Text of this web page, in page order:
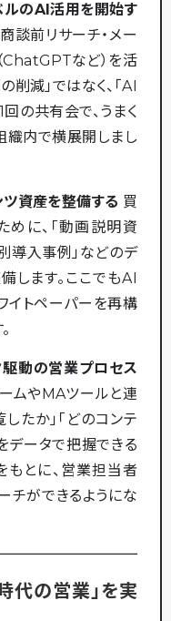
ルのAI活用を開始す
談前リサーチ・メー
ChatGPTなど）を活
削減」ではなく、「AI
の共有会で、うまく
織内で横展開しまし
ツ資産を整備する 買
に、「動画説明資
別導入事例」などのデ
します。ここでもAI
イトペーパーを再構
駆動の営業プロセス
ムやMAツールと連
たか」「どのコンテ
データで把握できる
もとに、営業担当者
チができるようにな
の営業」を実